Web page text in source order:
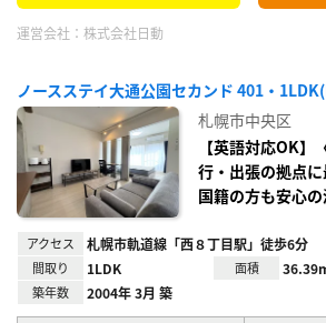
運営会社： 株式会社日動
ノースステイ大通公園セカンド 401・
札幌市中央区
【英語対応OK
行・出張の拠点
国籍の方も安心
アクセス 札幌市軌道線「西８丁目駅」徒歩6分
間取り 1LDK 面積
築年数 2004年 3月 築